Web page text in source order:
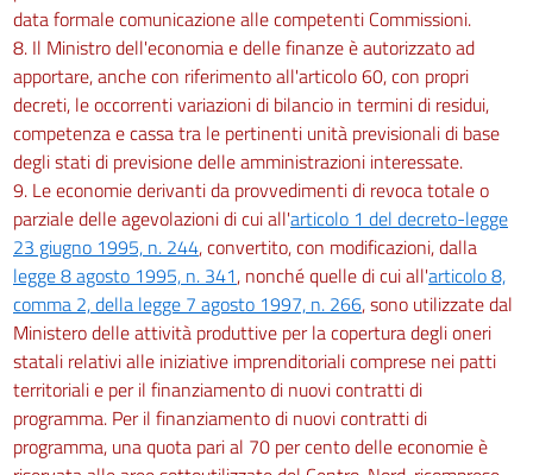
data formale comunicazione alle competenti Commissioni.
8. Il Ministro dell'economia e delle finanze è autorizzato ad
apportare, anche con riferimento all'articolo 60, con propri
decreti, le occorrenti variazioni di bilancio in termini di residui,
competenza e cassa tra le pertinenti unità previsionali di base
degli stati di previsione delle amministrazioni interessate.
9. Le economie derivanti da provvedimenti di revoca totale o
parziale delle agevolazioni di cui all'articolo 1 del decreto-legge
23 giugno 1995, n. 244, convertito, con modificazioni, dalla
legge 8 agosto 1995, n. 341, nonché quelle di cui all'articolo 8,
comma 2, della legge 7 agosto 1997, n. 266, sono utilizzate dal
Ministero delle attività produttive per la copertura degli oneri
statali relativi alle iniziative imprenditoriali comprese nei patti
territoriali e per il finanziamento di nuovi contratti di
programma. Per il finanziamento di nuovi contratti di
programma, una quota pari al 70 per cento delle economie è